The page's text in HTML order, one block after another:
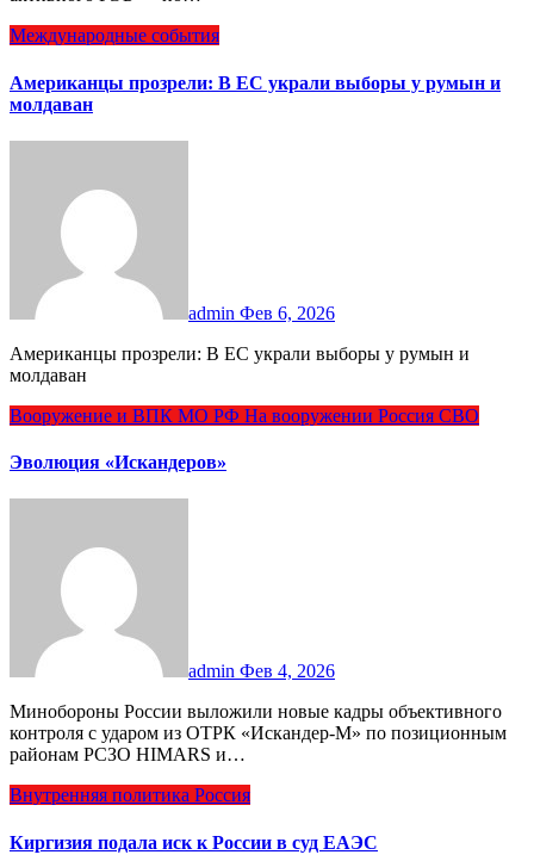
Международные события
Американцы прозрели: В ЕС украли выборы у румын и
молдаван
admin Фев 6, 2026
Американцы прозрели: В ЕС украли выборы у румын и
молдаван
Вооружение и ВПК МО РФ На вооружении Россия СВО
Эволюция «Искандеров»
admin Фев 4, 2026
Минобороны России выложили новые кадры объективного
контроля с ударом из ОТРК «Искандер-М» по позиционным
районам РСЗО HIMARS и…
Внутренняя политика Россия
Киргизия подала иск к России в cуд ЕАЭС